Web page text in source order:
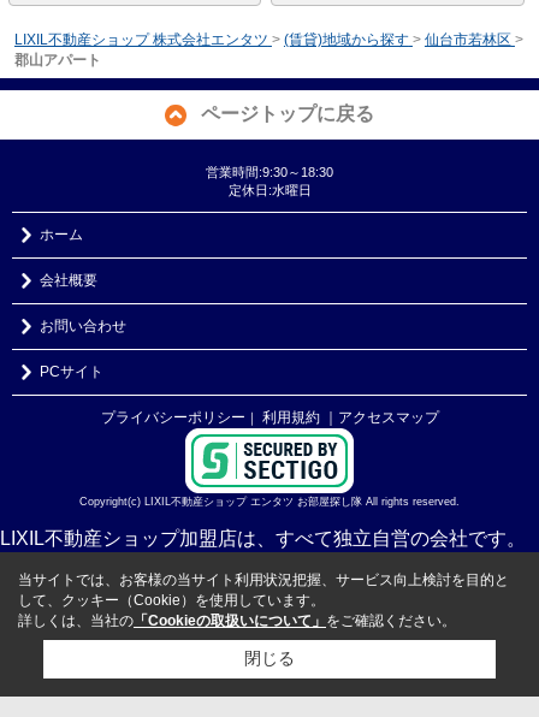
LIXIL不動産ショップ 株式会社エンタツ > (賃貸)地域から探す > 仙台市若林区 >
郡山アパート
ページトップに戻る
営業時間:9:30～18:30
定休日:水曜日
ホーム
会社概要
お問い合わせ
PCサイト
プライバシーポリシー 利用規約 ｜アクセスマップ
Copyright(c) LIXIL不動産ショップ エンタツ お部屋探し隊 All rights reserved.
LIXIL不動産ショップ加盟店は、すべて独立自営の会社です。
当サイトでは、お客様の当サイト利用状況把握、サービス向上検討を目的と
して、クッキー（Cookie）を使用しています。
詳しくは、当社の 「Cookieの取扱いについて」 をご確認ください。
閉じる